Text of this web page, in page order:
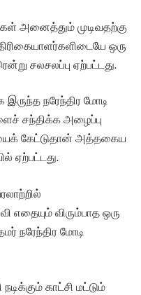
அனைத்தும் முடிவதற்கு
ஒரு
சலசலப்பு ஏற்பட்டது.
நரேந்திர மோடி
சந்திக்க அழைப்பு
கேட்டுதான் அத்தகைய
ஏற்பட்டது.
எதையும் விரும்பாத ஒரு
நரேந்திர மோடி
காட்சி மட்டும்